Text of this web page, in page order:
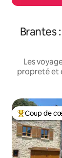
Brantes
Les
propreté et
Coup de
Coup de